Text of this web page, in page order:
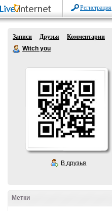
Регистрация
Записи Друзья
Комментарии
Witch you
В друзья
Метки